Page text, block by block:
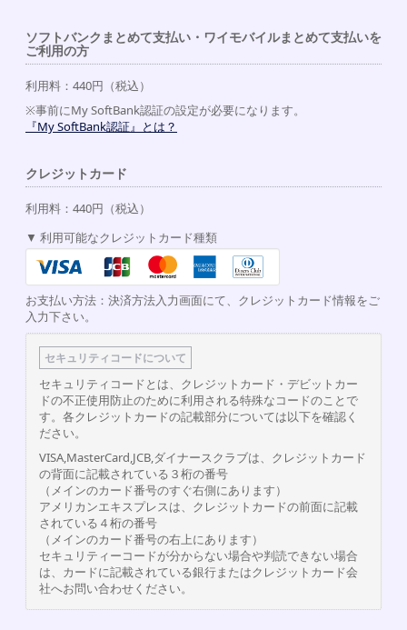
ソフトバンクまとめて支払い・ワイモバイルまとめて支払いを
ご利用の方
利用料：440円（税込）
※事前にMy SoftBank認証の設定が必要になります。
『My SoftBank認証』とは？
クレジットカード
利用料：440円（税込）
利用可能なクレジットカード種類
お支払い方法：決済方法入力画面にて、クレジットカード情報をご
入力下さい。
セキュリティコードについて
セキュリティコードとは、クレジットカード・デビットカー
ドの不正使用防止のために利用される特殊なコードのことで
す。各クレジットカードの記載部分については以下を確認く
ださい。
VISA,MasterCard,JCB,ダイナースクラブは、クレジットカード
の背面に記載されている３桁の番号
（メインのカード番号のすぐ右側にあります）
アメリカンエキスプレスは、クレジットカードの前面に記載
されている４桁の番号
（メインのカード番号の右上にあります）
セキュリティーコードが分からない場合や判読できない場合
は、カードに記載されている銀行またはクレジットカード会
社へお問い合わせください。